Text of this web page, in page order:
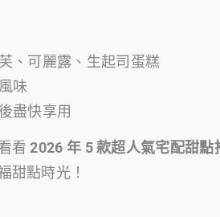
、可麗露、生起司蛋糕
味
盡快享用
看2026 年 5 款超人氣宅配甜點
甜點時光！